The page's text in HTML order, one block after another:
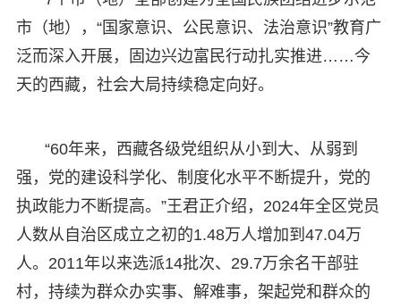
市（地），“国家意识、公民意识、法治意识”教育广
泛而深入开展，固边兴边富民行动扎实推进……今
天的西藏，社会大局持续稳定向好。
“60年来，西藏各级党组织从小到大、从弱到
强，党的建设科学化、制度化水平不断提升，党的
执政能力不断提高。”王君正介绍，2024年全区党员
人数从自治区成立之初的1.48万人增加到47.04万
人。2011年以来选派14批次、29.7万余名干部驻
村，持续为群众办实事、解难事，架起党和群众的